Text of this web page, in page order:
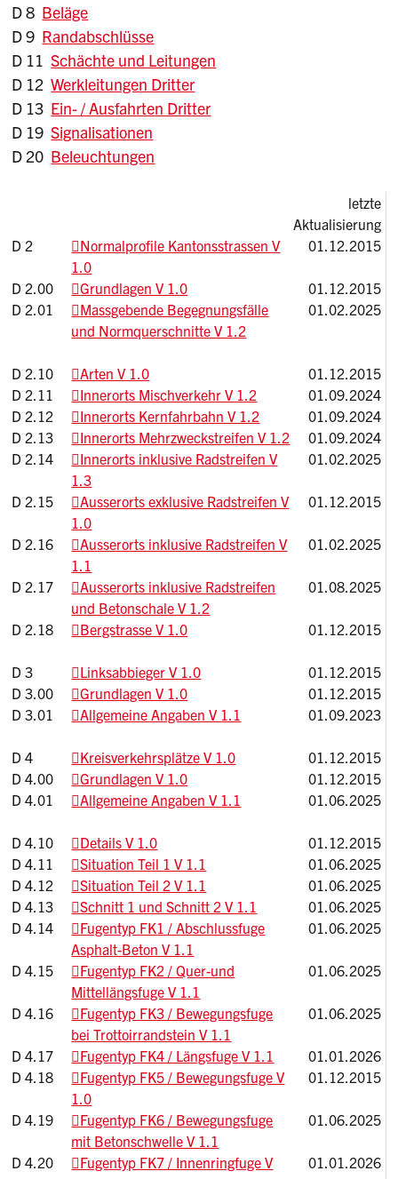
D 8 Beläge
D 9 Randabschlüsse
D 11Schächte und Leitungen
D 12Werkleitungen Dritter
D 13 Ein- / Ausfahrten Dritter
D 19Signalisationen
D 20 Beleuchtungen
letzte
Aktualisierung
D 2
Normalprofile Kantonsstrassen V
1.0
01.12.2015
D 2.00 Grundlagen V 1.0
01.12.2015
D 2.01
Massgebende Begegnungsfälle
und Normquerschnitte V 1.2
01.02.2025
D 2.10 Arten V 1.0
01.12.2015
D 2.11
Innerorts Mischverkehr V 1.2
01.09.2024
D 2.12
Innerorts Kernfahrbahn V 1.2
01.09.2024
D 2.13
Innerorts Mehrzweckstreifen V 1.2
01.09.2024
D 2.14
Innerorts inklusive Radstreifen V
1.3
01.02.2025
D 2.15
Ausserorts exklusive Radstreifen V
1.0
01.12.2015
D 2.16
Ausserorts inklusive Radstreifen V
1.1
01.02.2025
D 2.17
Ausserorts inklusive Radstreifen
und Betonschale V 1.2
01.08.2025
D 2.18 Bergstrasse V 1.0 01.12.2015
D 3 Linksabbieger V 1.0
01.12.2015
D 3.00
Grundlagen V 1.0
01.12.2015
D 3.01
Allgemeine Angaben V 1.1 01.09.2023
D 4 Kreisverkehrsplätze V 1.0
01.12.2015
D 4.00
Grundlagen V 1.0
01.12.2015
D 4.01
Allgemeine Angaben V 1.1 01.06.2025
D 4.10 Details V 1.0
01.12.2015
D 4.11
Situation Teil 1 V 1.1
01.06.2025
D 4.12
Situation Teil 2 V 1.1
01.06.2025
D 4.13
Schnitt 1 und Schnitt 2 V 1.1
01.06.2025
D 4.14
Fugentyp FK1 / Abschlussfuge
Asphalt-Beton V 1.1
01.06.2025
D 4.15
Fugentyp FK2 / Quer-und
Mittellängsfuge V 1.1
01.06.2025
D 4.16
Fugentyp FK3 / Bewegungsfuge
bei Trottoirrandstein V 1.1
01.06.2025
D 4.17 Fugentyp FK4 / Längsfuge V 1.1
01.01.2026
D 4.18
Fugentyp FK5 / Bewegungsfuge V
1.0
01.12.2015
D 4.19
Fugentyp FK6 / Bewegungsfuge
mit Betonschwelle V 1.1
01.06.2025
D 4.20
Fugentyp FK7 / Innenringfuge V
01.01.2026